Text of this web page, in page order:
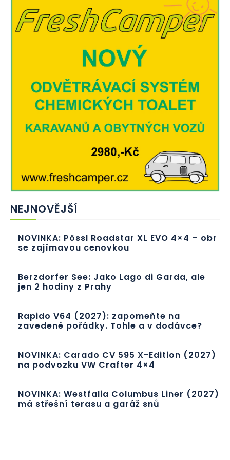
NEJNOVĚJŠÍ
NOVINKA: Pössl Roadstar XL EVO 4×4 – obr
se zajímavou cenovkou
Berzdorfer See: Jako Lago di Garda, ale
jen 2 hodiny z Prahy
Rapido V64 (2027): zapomeňte na
zavedené pořádky. Tohle a v dodávce?
NOVINKA: Carado CV 595 X-Edition (2027)
na podvozku VW Crafter 4×4
NOVINKA: Westfalia Columbus Liner (2027)
má střešní terasu a garáž snů